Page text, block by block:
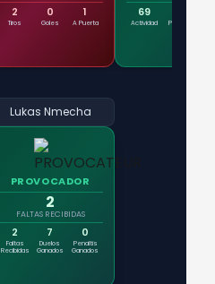
2
Tiros
0
Goles
1
A Puerta
69
Actividad Pases
Lukas Nmecha
PROVOCADOR
2
FALTAS RECIBIDAS
2
Faltas
Recibidas
7
Duelos
Ganados
0
Penaltis
Ganados